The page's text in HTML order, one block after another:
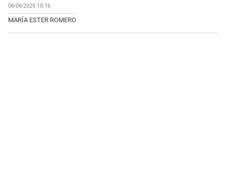
06-06-2025 10:16
MARÍA ESTER ROMERO